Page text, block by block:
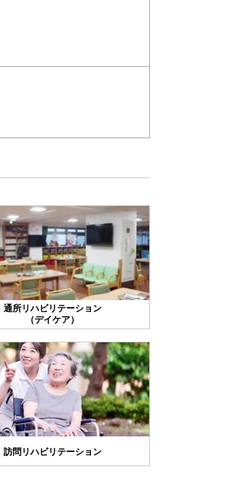
通所リハビリテーション
（デイケア）
訪問リハビリテーション